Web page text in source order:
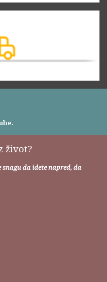
život?
da idete napred, da